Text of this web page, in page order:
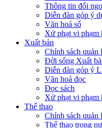
Thông tin đối
Diễn đàn góp ý
Văn hoá số
Xử phạt vi phạm
Xuất bản
Chính sách quản
Đời sống Xuất
Diễn đàn góp ý
Văn hoá đọc
Đọc sách
Xử phạt vi phạm
Thể thao
Chính sách quản
Thể thao trong